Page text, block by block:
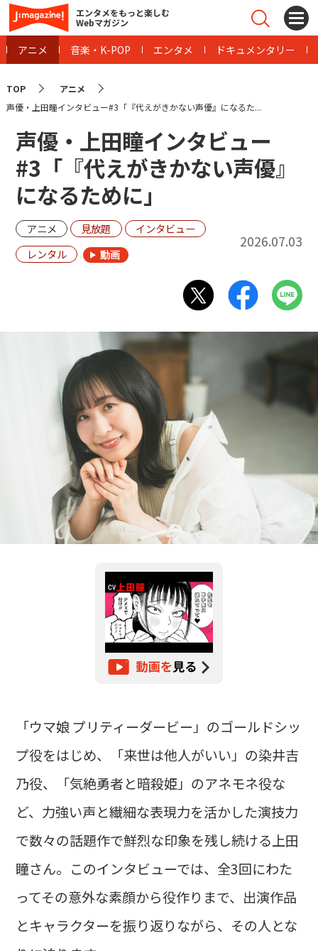
エンタメをもっと楽しむ
Webマガジン
アニメ 音楽・K-POP エンタメ ドキュメンタリー
TOP
アニメ
声優・上田瞳インタビュー#3「『代えがきかない声優』になるた...
声優・上田瞳インタビュー
#3「『代えがきかない声優』
になるために」
アニメ 見放題
インタビュー
レンタル
2026.07.03
「ウマ娘 プリティーダービー」のゴールドシッ
プ役をはじめ、「来世は他人がいい」の染井吉
乃役、「気絶勇者と暗殺姫」のアネモネ役な
ど、力強い声と繊細な表現力を活かした演技力
で数々の話題作で鮮烈な印象を残し続ける上田
瞳さん。このインタビューでは、全3回にわた
ってその意外な素顔から役作りまで、出演作品
とキャラクターを振り返りながら、その人とな